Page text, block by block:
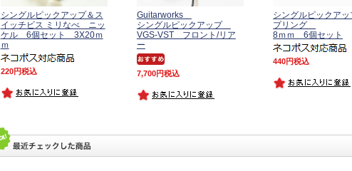
シングルピックアップ＆ス
イッチビス ミリなべ ニッ
ケル 6個セット 3X20ｍ
ｍ
220 税込
Guitarworks
シングルピックアップ
VGS-VST フロント/リア
ー
7,700 税込
シングルピックア
プリング
8ｍｍ 6個セット
440 税込